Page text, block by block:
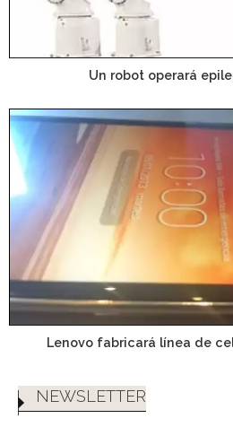
Un robot operará
Lenovo fabricará línea de
NEWSLETTER